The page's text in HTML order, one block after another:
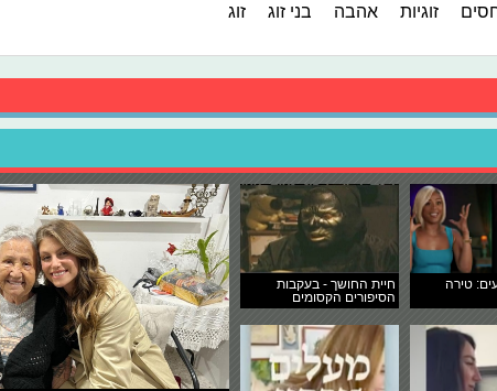
זוגיות אהבה בני זוג זוג
טירה
חיית החושך - בעקבות
הסיפורים הקסומים